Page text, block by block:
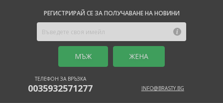
РЕГИСТРИРАЙ СЕ ЗА ПОЛУЧАВАНЕ НА НОВИНИ
MЪЖ ЖЕНА
ТЕЛЕФОН ЗА ВРЪЗКА
0035932571277 INFO@BRASTY.BG